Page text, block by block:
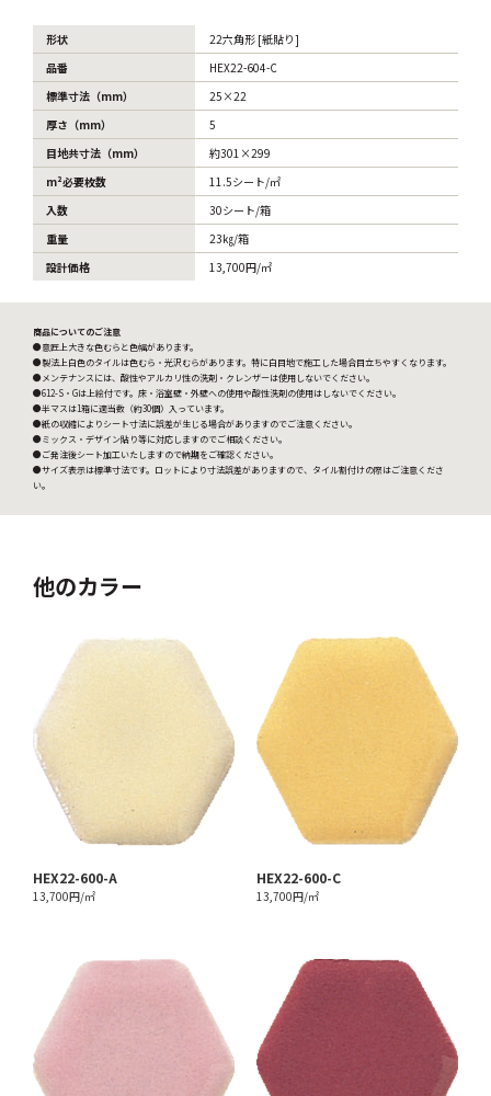
形状
品番
標準寸法（mm）
厚さ（mm）
目地共寸法（mm）
m²必要枚数
入数
重量
設計価格
22六角形 [紙貼り]
HEX22-604-C
25×22
5
約301×299
11.5シート/㎡
30シート/箱
23㎏/箱
13,700円/㎡
商品についてのご注意
●意匠上大きな色むらと色幅があります。
●製法上白色のタイルは色むら・光沢むらがあります。特に白目地で施工した場合目立ちやすくなります。
●メンテナンスには、酸性やアルカリ性の洗剤・クレンザーは使用しないでください。
●612-S・Gは上絵付です。床・浴室壁・外壁への使用や酸性洗剤の使用はしないでください。
●半マスは1箱に適当数（約30個）入っています。
●紙の収縮によりシート寸法に誤差が生じる場合がありますのでご注意ください。
●ミックス・デザイン貼り等に対応しますのでご相談ください。
●ご発注後シート加工いたしますので納期をご確認ください。
●サイズ表示は標準寸法です。ロットにより寸法誤差がありますので、タイル割付けの際はご注意くださ
い。
他のカラー
HEX22-600-A
13,700円/㎡
HEX22-600-C
13,700円/㎡